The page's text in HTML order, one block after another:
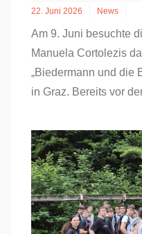
22. Juni 2026 News
Am 9. Juni besuchte
Manuela Cortolezis
„Biedermann und die
in Graz. Bereits vor